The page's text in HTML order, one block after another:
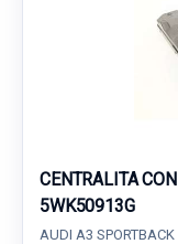
CENTRALITA
5WK50913G
AUDI A3